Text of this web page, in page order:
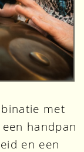
met
handpan
en een